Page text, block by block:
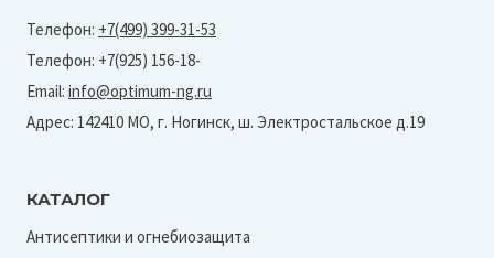
Телефон: +7(499) 399-31-53
Телефон: +7(925) 156-18-
Email: info@optimum-ng.ru
Адрес: 142410 МО, г. Ногинск, ш. Электростальское д.19
КАТАЛОГ
Антисептики и огнебиозащита